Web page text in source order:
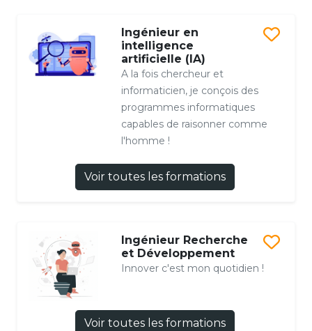
Ingénieur en
intelligence
artificielle (IA)
A la fois chercheur et
informaticien, je conçois des
programmes informatiques
capables de raisonner comme
l'homme !
Voir toutes les formations
Ingénieur Recherche
et Développement
Innover c'est mon quotidien !
Voir toutes les formations